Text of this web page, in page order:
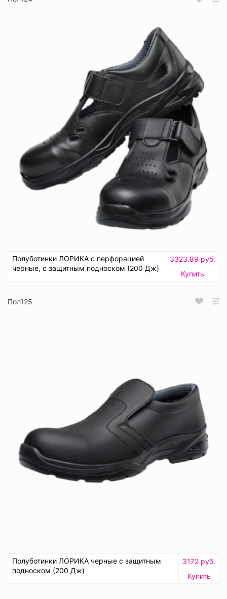
Полуботинки ЛОРИКА с перфорацией
черные, с защитным подноском (200 Дж)
3323.89 руб.
Купить
Пол125
Полуботинки ЛОРИКА черные с защитным
подноском (200 Дж)
3172 руб.
Купить